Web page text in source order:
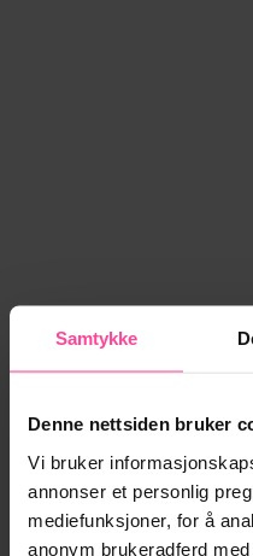
Samtykke
Denne nettsiden bruker
Vi bruker
annonser et personlig
mediefunksjoner, for å
anonym brukeradferd med